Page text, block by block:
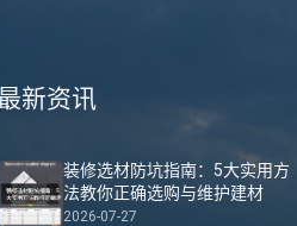
新资讯
装修选材防坑指南：5大实用方
法教你正确选购与维护建材
2026-07-27